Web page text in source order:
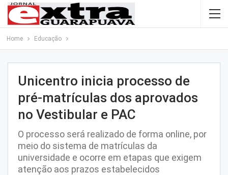
Home Educação
Unicentro inicia processo de
pré-matrículas dos aprovados
no Vestibular e PAC
O processo será realizado de forma online, por
meio do sistema de matrículas da
universidade e ocorre em etapas que exigem
atenção aos prazos estabelecidos